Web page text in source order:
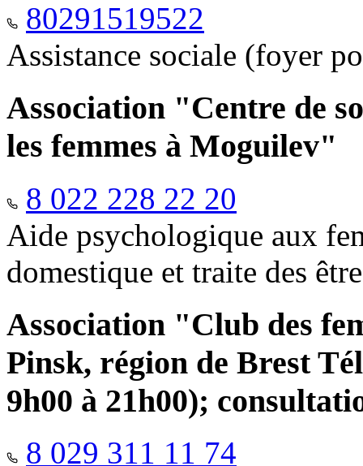
80291519522
Assistance sociale (foyer
Association "Centre de
les femmes à Moguilev"
8 022 228 22 20
Aide psychologique aux
domestique et traite des
Association "Club des
Pinsk, région de Brest
9h00 à 21h00);
8 029 311 11 74